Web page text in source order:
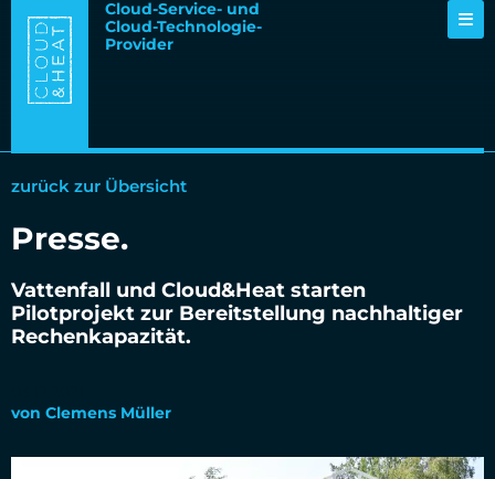
Cloud-Service- und
Cloud-Technologie-
Provider
zurück zur Übersicht
Presse.
Vattenfall und Cloud&Heat starten
Pilotprojekt zur Bereitstellung nachhaltiger
Rechenkapazität.
von Clemens Müller